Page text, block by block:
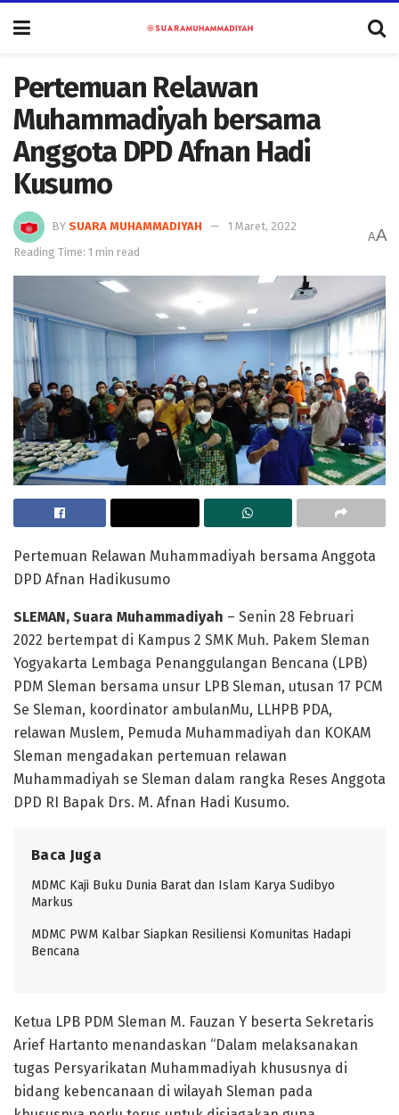
Pertemuan Relawan
Muhammadiyah bersama
Anggota DPD Afnan Hadi
Kusumo
BY SUARA MUHAMMADIYAH
1 Maret, 2022
Reading Time: 1 min read
AA
Pertemuan Relawan Muhammadiyah bersama Anggota
DPD Afnan Hadikusumo
SLEMAN, Suara Muhammadiyah – Senin 28 Februari
2022 bertempat di Kampus 2 SMK Muh. Pakem Sleman
Yogyakarta Lembaga Penanggulangan Bencana (LPB)
PDM Sleman bersama unsur LPB Sleman, utusan 17 PCM
Se Sleman, koordinator ambulanMu, LLHPB PDA,
relawan Muslem, Pemuda Muhammadiyah dan KOKAM
Sleman mengadakan pertemuan relawan
Muhammadiyah se Sleman dalam rangka Reses Anggota
DPD RI Bapak Drs. M. Afnan Hadi Kusumo.
Baca Juga
MDMC Kaji Buku Dunia Barat dan Islam Karya Sudibyo
Markus
MDMC PWM Kalbar Siapkan Resiliensi Komunitas Hadapi
Bencana
Ketua LPB PDM Sleman M. Fauzan Y beserta Sekretaris
Arief Hartanto menandaskan “Dalam melaksanakan
tugas Persyarikatan Muhammadiyah khususnya di
bidang kebencanaan di wilayah Sleman pada